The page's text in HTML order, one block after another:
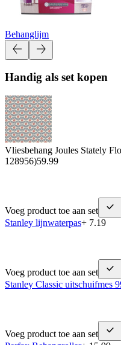
Behanglijm
Handig als set kopen
Vliesbehang Joules Stately
128956)59.99
Voeg product toe aan set
Stanley lijnwaterpas+ 7.19
Voeg product toe aan set
Stanley Classic uitschuifmes
Voeg product toe aan set